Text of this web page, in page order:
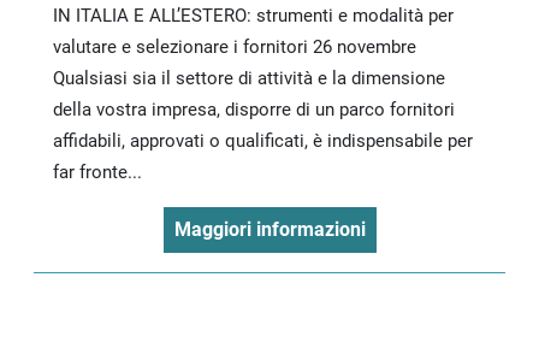
IN ITALIA E ALL’ESTERO: strumenti e modalità per
valutare e selezionare i fornitori 26 novembre
Qualsiasi sia il settore di attività e la dimensione
della vostra impresa, disporre di un parco fornitori
affidabili, approvati o qualificati, è indispensabile per
far fronte...
Maggiori informazioni